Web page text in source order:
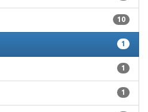
10
1
1
1